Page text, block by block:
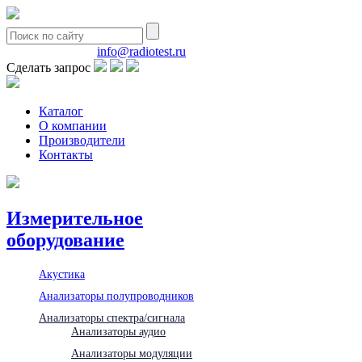
info@radiotest.ru
Сделать запрос
Каталог
О компании
Производители
Контакты
Измерительное
оборудование
Акустика
Анализаторы полупроводников
Анализаторы спектра/сигнала
Анализаторы аудио
Анализаторы модуляции